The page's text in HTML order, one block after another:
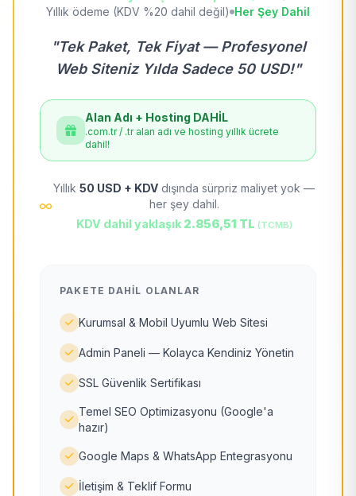
Yıllık ödeme (KDV %20 dahil değil) Her Şey Dahil
"Tek Paket, Tek Fiyat — Profesyonel
Web Siteniz Yılda Sadece 50 USD!"
Alan Adı + Hosting DAHİL
.com.tr / .tr alan adı ve hosting yıllık ücrete
dahil!
Yıllık 50 USD + KDV dışında sürpriz maliyet yok —
her şey dahil.
KDV dahil yaklaşık 2.856,51 TL (TCMB)
PAKETE DAHIL OLANLAR
Kurumsal & Mobil Uyumlu Web Sitesi
Admin Paneli — Kolayca Kendiniz Yönetin
SSL Güvenlik Sertifikası
Temel SEO Optimizasyonu (Google'a
hazır)
Google Maps & WhatsApp Entegrasyonu
İletişim & Teklif Formu